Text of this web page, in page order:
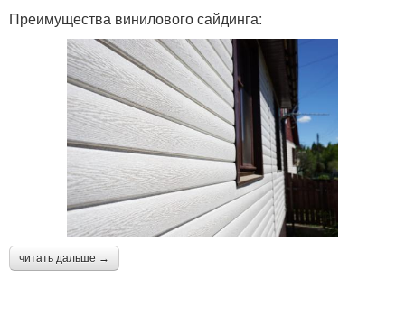
Преимущества винилового сайдинга:
читать дальше →